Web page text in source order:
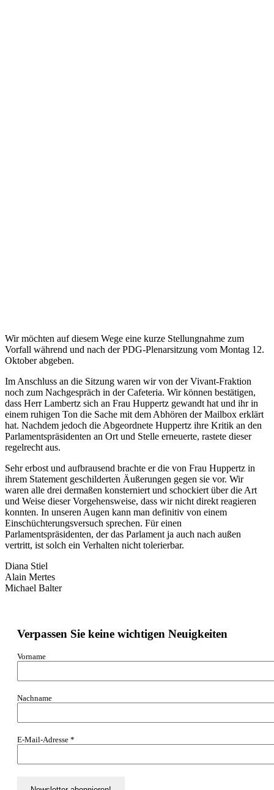
Wir möchten auf diesem Wege eine kurze Stellungnahme zum
Vorfall während und nach der PDG-Plenarsitzung vom Montag 12.
Oktober abgeben.
Im Anschluss an die Sitzung waren wir von der Vivant-Fraktion
noch zum Nachgespräch in der Cafeteria. Wir können bestätigen,
dass Herr Lambertz sich an Frau Huppertz gewandt hat und ihr in
einem ruhigen Ton die Sache mit dem Abhören der Mailbox erklärt
hat. Nachdem jedoch die Abgeordnete Huppertz ihre Kritik an den
Parlamentspräsidenten an Ort und Stelle erneuerte, rastete dieser
regelrecht aus.
Sehr erbost und aufbrausend brachte er die von Frau Huppertz in
ihrem Statement geschilderten Äußerungen gegen sie vor. Wir
waren alle drei dermaßen konsterniert und schockiert über die Art
und Weise dieser Vorgehensweise, dass wir nicht direkt reagieren
konnten. In unseren Augen kann man definitiv von einem
Einschüchterungsversuch sprechen. Für einen
Parlamentspräsidenten, der das Parlament ja auch nach außen
vertritt, ist solch ein Verhalten nicht tolerierbar.
Diana Stiel
Alain Mertes
Michael Balter
Verpassen Sie keine wichtigen Neuigkeiten
Vorname
Nachname
E-Mail-Adresse *